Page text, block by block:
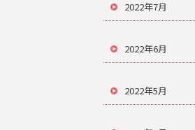
2022年7月
2022年6月
2022年5月